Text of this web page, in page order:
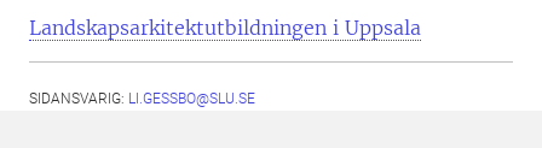
Landskapsarkitektutbildningen i Uppsala
SIDANSVARIG: LI.GESSBO@SLU.SE